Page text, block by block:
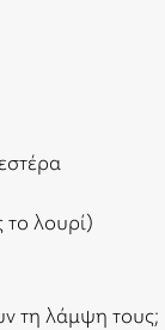
λουρί)
τη λάμψη τους;